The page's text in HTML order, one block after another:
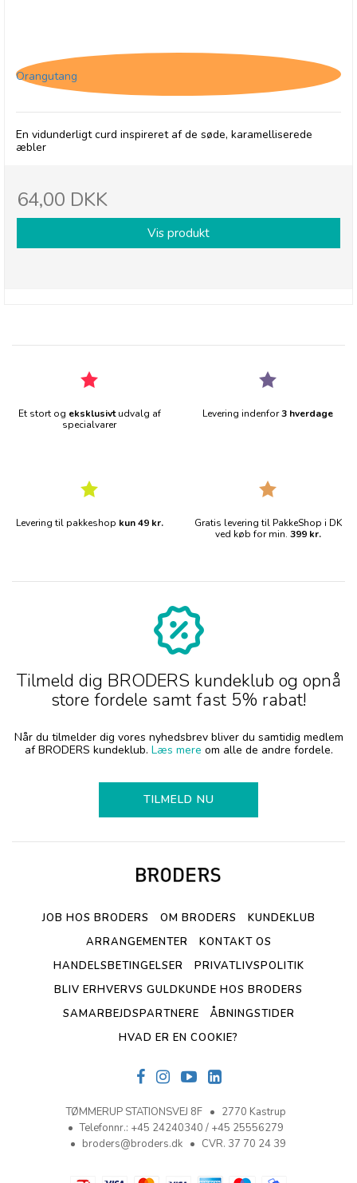
Orangutang
En vidunderligt curd inspireret af de søde, karamelliserede
æbler
64,00 DKK
Vis produkt
Et stort og eksklusivtudvalg af
specialvarer
Levering indenfor3 hverdage
Levering til pakkeshop kun 49 kr.
Gratis levering til PakkeShop i DK
ved køb for min. 399 kr.
Tilmeld dig BRODERS kundeklub og opnå
store fordele samt fast 5% rabat!
Når du tilmelder dig vores nyhedsbrev bliver du samtidig medlem
af BRODERS kundeklub. Læs mere om alle de andre fordele.
TILMELD NU
JOB HOS BRODERS OM BRODERS
KUNDEKLUB
ARRANGEMENTER
KONTAKT OS
HANDELSBETINGELSER
PRIVATLIVSPOLITIK
BLIV ERHVERVS GULDKUNDE HOS BRODERS
SAMARBEJDSPARTNERE
ÅBNINGSTIDER
HVAD ER EN COOKIE?
TØMMERUP STATIONSVEJ 8F
2770 Kastrup
Telefonnr.: +45 24240340 / +45 25556279
broders@broders.dk
CVR. 37 70 24 39